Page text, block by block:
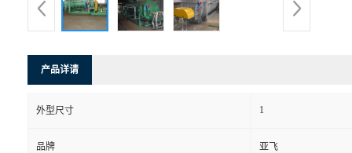
产品详请
外型尺寸 1
品牌 亚飞